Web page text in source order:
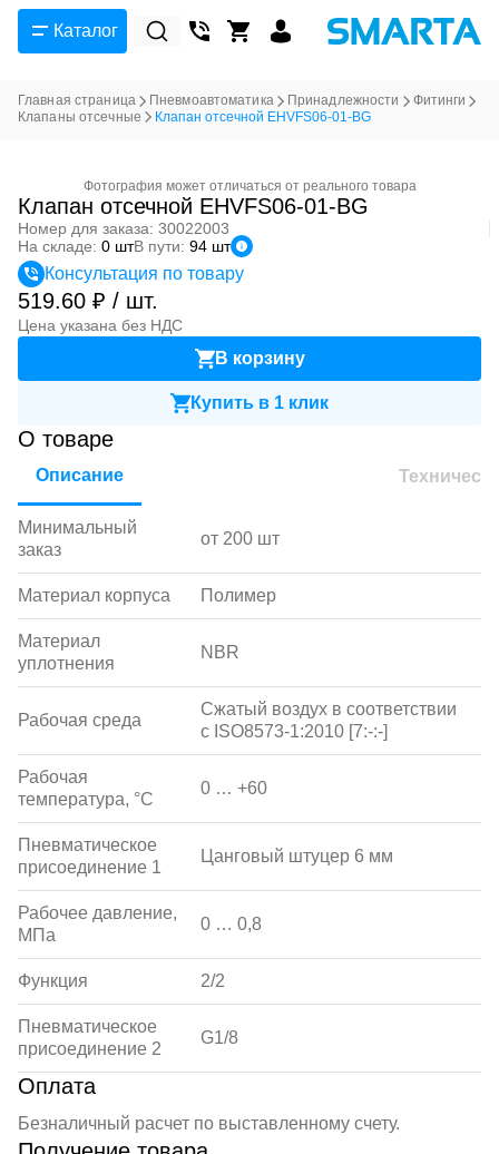
Каталог
Главная страница Пневмоавтоматика Принадлежности
Фитинги
Клапаны отсечные
Клапан отсечной EHVFS06-01-BG
Фотография может отличаться от реального товара
Клапан отсечной EHVFS06-01-BG
Номер для заказа: 30022003
На складе: 0 штВ пути: 94 шт
Консультация по товару
519.60 ₽ / шт.
Цена указана без НДС
В корзину
Купить в 1 клик
О товаре
Описание
Минимальный
заказ
от 200 шт
Материал корпуса Полимер
Материал
уплотнения
NBR
Рабочая среда
Сжатый воздух в соответствии
с ISO8573-1:2010 [7:-:-]
Рабочая
температура, °С
0 … +60
Пневматическое
присоединение 1
Цанговый штуцер 6 мм
Рабочее давление,
МПа
0 … 0,8
Функция 2/2
Пневматическое
присоединение 2
G1/8
Оплата
Безналичный расчет по выставленному счету.